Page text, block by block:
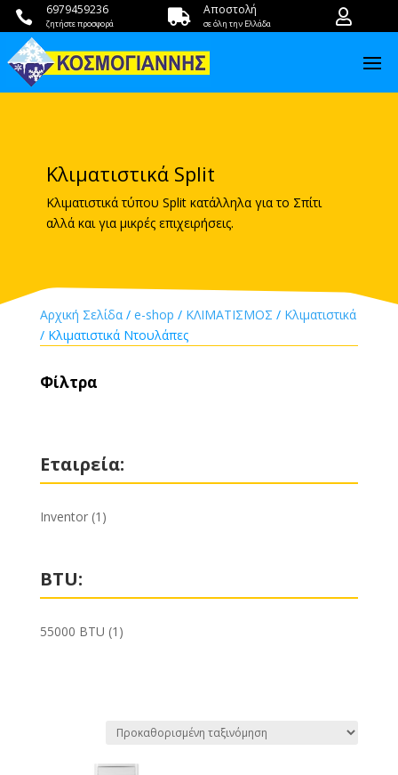
 6979459236
ζητήστε προσφορά  Αποστολή
σε όλη την Ελλάδα 
Κλιματιστικά Split
Κλιματιστικά τύπου Split κατάλληλα για το Σπίτι
αλλά και για μικρές επιχειρήσεις.
Αρχική Σελίδα/ e-shop / ΚΛΙΜΑΤΙΣΜΟΣ / Κλιματιστικά
/ Κλιματιστικά Ντουλάπες
Φίλτρα
Εταιρεία:
Inventor (1)
BTU:
55000 BTU (1)